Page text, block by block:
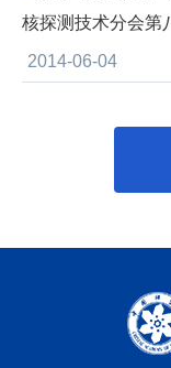
核探测技术分会第
2014-06-04